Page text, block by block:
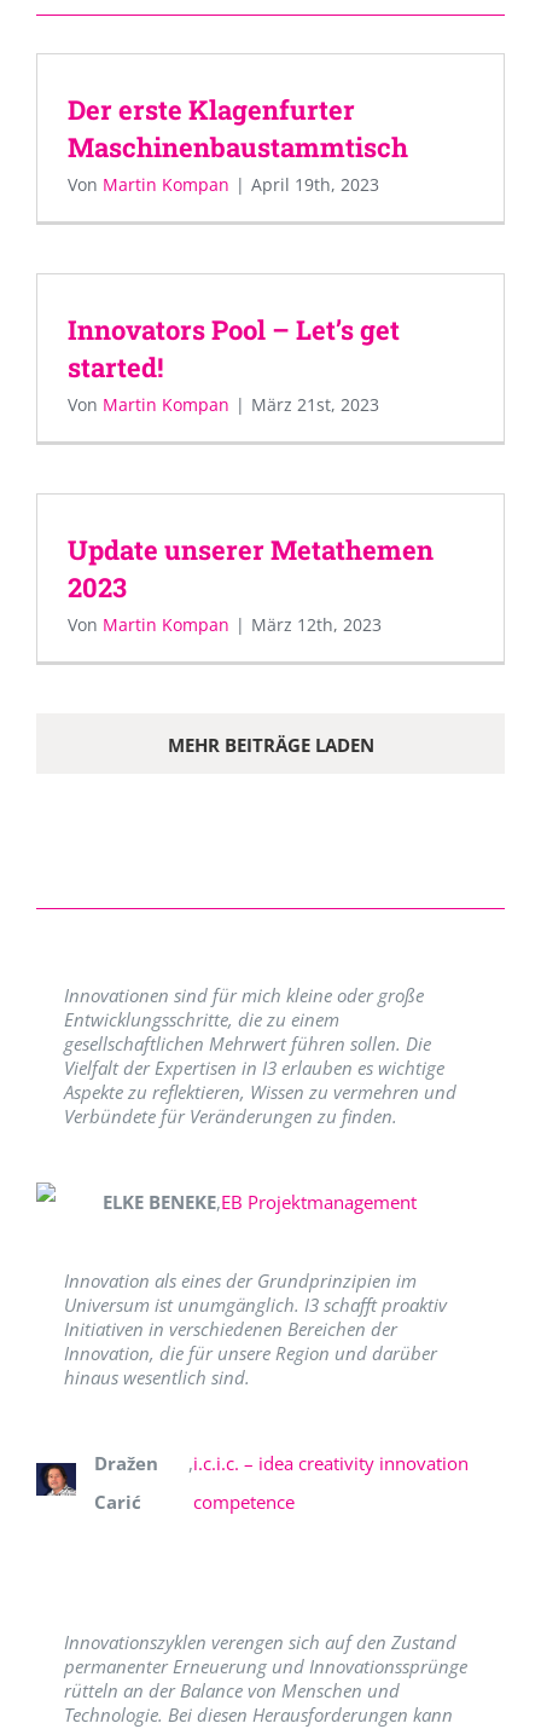
Der erste Klagenfurter
Maschinenbaustammtisch
Von Martin Kompan | April 19th, 2023
Innovators Pool – Let’s get
started!
Von Martin Kompan | März 21st, 2023
Update unserer Metathemen
2023
Von Martin Kompan | März 12th, 2023
MEHR BEITRÄGE LADEN
Innovationen sind für mich kleine oder große
Entwicklungsschritte, die zu einem
gesellschaftlichen Mehrwert führen sollen. Die
Vielfalt der Expertisen in I3 erlauben es wichtige
Aspekte zu reflektieren, Wissen zu vermehren und
Verbündete für Veränderungen zu finden.
ELKE BENEKE,EB Projektmanagement
Innovation als eines der Grundprinzipien im
Universum ist unumgänglich. I3 schafft proaktiv
Initiativen in verschiedenen Bereichen der
Innovation, die für unsere Region und darüber
hinaus wesentlich sind.
Dražen
Carić
,i.c.i.c. – idea creativity innovation
competence
Innovationszyklen verengen sich auf den Zustand
permanenter Erneuerung und Innovationssprünge
rütteln an der Balance von Menschen und
Technologie. Bei diesen Herausforderungen kann